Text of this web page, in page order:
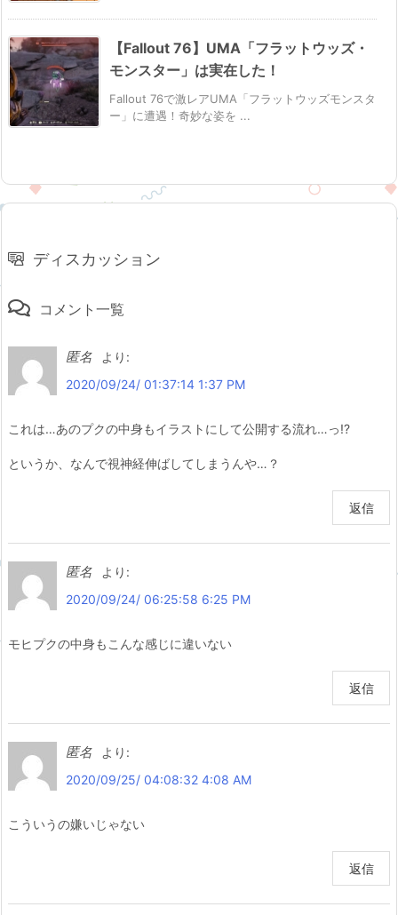
【Fallout 76】UMA「フラットウッズ・
モンスター」は実在した！
Fallout 76で激レアUMA「フラットウッズモンスタ
ー」に遭遇！奇妙な姿を ...
ディスカッション
コメント一覧
匿名
より:
2020/09/24/ 01:37:14 1:37 PM
これは…あのプクの中身もイラストにして公開する流れ…っ!?
というか、なんで視神経伸ばしてしまうんや…？
返信
匿名
より:
2020/09/24/ 06:25:58 6:25 PM
モヒプクの中身もこんな感じに違いない
返信
匿名
より:
2020/09/25/ 04:08:32 4:08 AM
こういうの嫌いじゃない
返信